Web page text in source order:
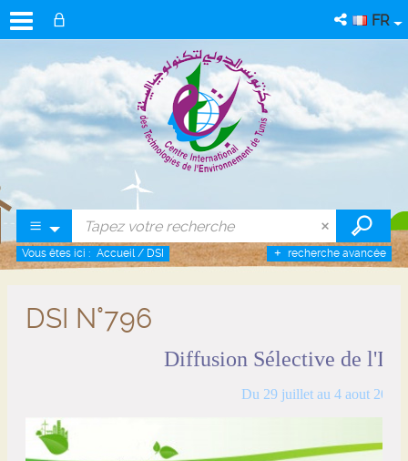
FR
recherche avancée
Vous êtes ici : Accueil / DSI
DSI N°796